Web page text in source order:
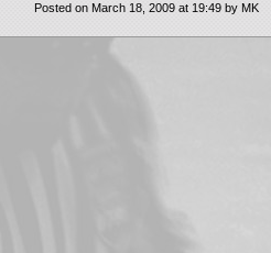
Posted on March 18, 2009 at 19:49 by MK